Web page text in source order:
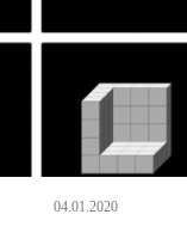
04.01.2020